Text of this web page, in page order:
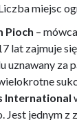
miejsc
Pioch –
lat zajmuje się
uznawany za
International
jednym z